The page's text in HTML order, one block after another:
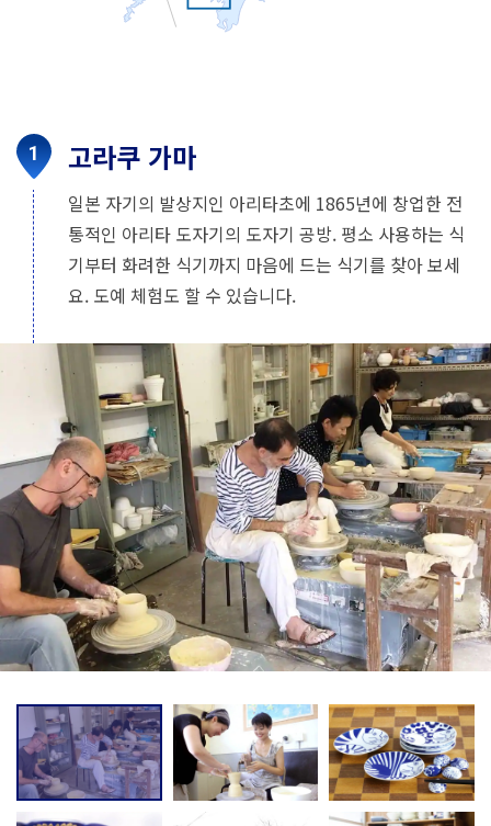
고라쿠 가마
일본 자기의 발상지인 아리타초에 1865년에 창업한 전
통적인 아리타 도자기의 도자기 공방. 평소 사용하는 식
기부터 화려한 식기까지 마음에 드는 식기를 찾아 보세
요. 도예 체험도 할 수 있습니다.